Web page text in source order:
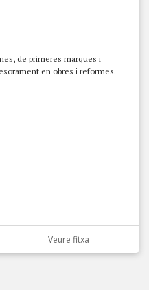
de primeres marques i
en obres i reformes.
Veure fitxa